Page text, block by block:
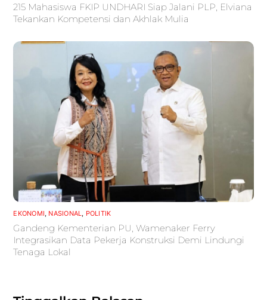
215 Mahasiswa FKIP UNDHARI Siap Jalani PLP, Elviana
Tekankan Kompetensi dan Akhlak Mulia
EKONOMI, NASIONAL, POLITIK
Gandeng Kementerian PU, Wamenaker Ferry
Integrasikan Data Pekerja Konstruksi Demi Lindungi
Tenaga Lokal